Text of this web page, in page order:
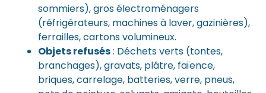
sommiers), gros électroménagers
(réfrigérateurs, machines à laver, gazinières),
ferrailles, cartons volumineux.
Objets refusés: Déchets verts (tontes,
branchages), gravats, plâtre, faïence,
briques, carrelage, batteries, verre, pneus,